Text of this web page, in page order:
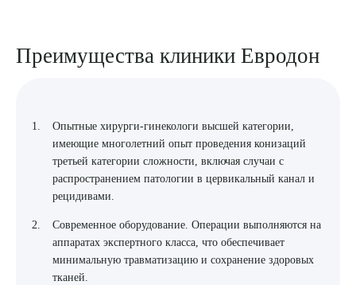
Преимущества клиники Евродон
Опытные хирурги-гинекологи высшей категории,
имеющие многолетний опыт проведения конизаций
третьей категории сложности, включая случаи с
распространением патологии в цервикальный канал и
рецидивами.
Современное оборудование. Операции выполняются на
аппаратах экспертного класса, что обеспечивает
минимальную травматизацию и сохранение здоровых
тканей.